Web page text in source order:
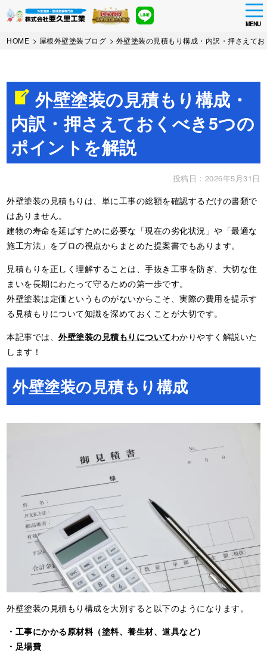
Skip
MENU
HOME > 屋根外壁塗装ブログ > 外壁塗装の見積もり構成・内訳・押さえて
外壁塗装の見積もり構成・
内訳・押さえておくべき5つの
ポイントを解説
投稿日：2026年5月31日
外壁塗装の見積もりは、単に工事の総額を確認するだけの書類で
はありません。
建物の寿命を延ばすために必要な「現在の劣化状況」や「最適な
施工方法」をプロの視点からまとめた提案書でもあります。
見積もりを正しく理解することは、手抜き工事を防ぎ、大切な住
まいを長期にわたって守るための第一歩です。
外壁塗装は定価というものがないからこそ、実際の費用を提示す
る見積もりについて知識を深めておくことが大切です。
本記事では、外壁塗装の見積もりについてわかりやすく解説いた
します！
外壁塗装の見積もり構成
外壁塗装の見積もり構成を大別すると以下のようになります。
・工事にかかる原材料（塗料、養生材、道具など）
・足場費